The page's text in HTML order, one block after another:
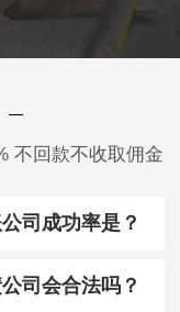
不回款不收取佣金
司成功率是？
司会合法吗？